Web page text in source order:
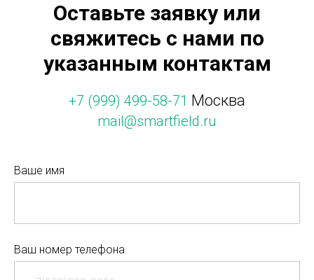
Оставьте заявку или
свяжитесь с нами по
указанным контактам
+7 (999) 499-58-71 Москва
mail@smartfield.ru
Ваше имя
Ваш номер телефона